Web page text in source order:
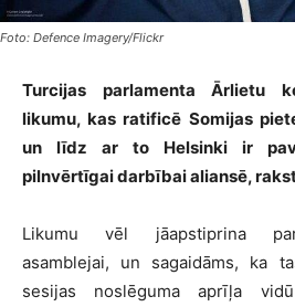
Foto: Defence Imagery/Flickr
Turcijas parlamenta Ārlietu
likumu, kas ratificē Somijas
un līdz ar to Helsinki ir
pilnvērtīgai darbībai aliansē,
Likumu vēl jāapstiprina
asamblejai, un sagaidāms, ka
sesijas noslēguma aprīļa